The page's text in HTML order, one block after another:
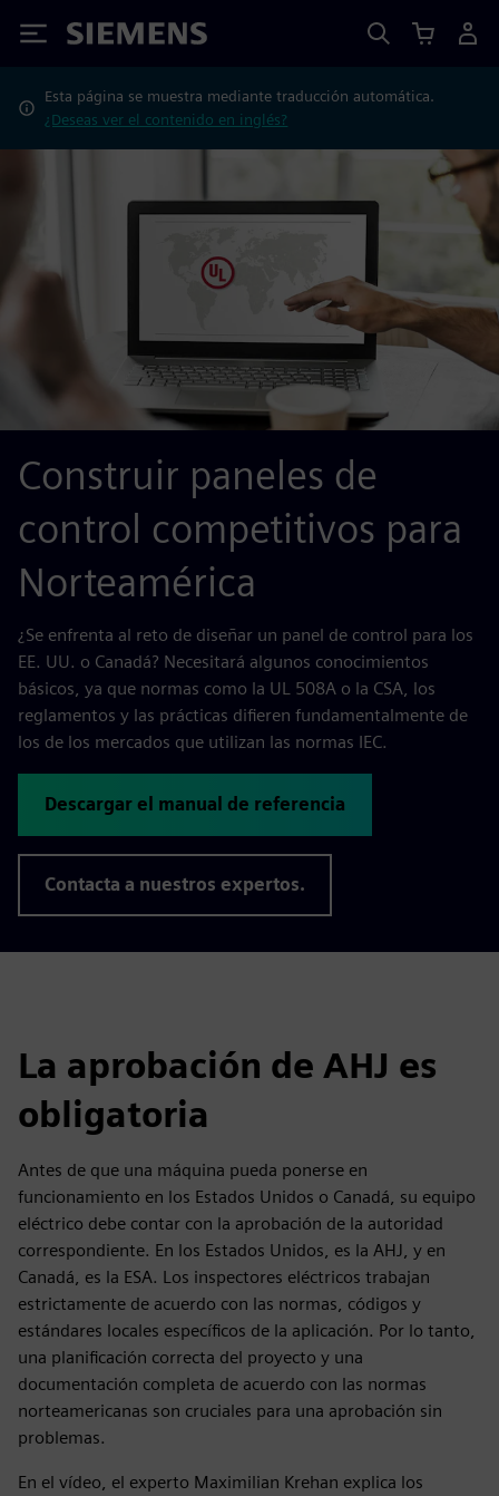
Siemens
Esta página se muestra mediante traducción automática.
¿Deseas ver el contenido en inglés?
Construir paneles de
control competitivos para
Norteamérica
¿Se enfrenta al reto de diseñar un panel de control para los
EE. UU. o Canadá? Necesitará algunos conocimientos
básicos, ya que normas como la UL 508A o la CSA, los
reglamentos y las prácticas difieren fundamentalmente de
los de los mercados que utilizan las normas IEC.
Descargar el manual de referencia
Contacta a nuestros expertos.
La aprobación de AHJ es
obligatoria
Antes de que una máquina pueda ponerse en
funcionamiento en los Estados Unidos o Canadá, su equipo
eléctrico debe contar con la aprobación de la autoridad
correspondiente. En los Estados Unidos, es la AHJ, y en
Canadá, es la ESA. Los inspectores eléctricos trabajan
estrictamente de acuerdo con las normas, códigos y
estándares locales específicos de la aplicación. Por lo tanto,
una planificación correcta del proyecto y una
documentación completa de acuerdo con las normas
norteamericanas son cruciales para una aprobación sin
problemas.
En el vídeo, el experto Maximilian Krehan explica los